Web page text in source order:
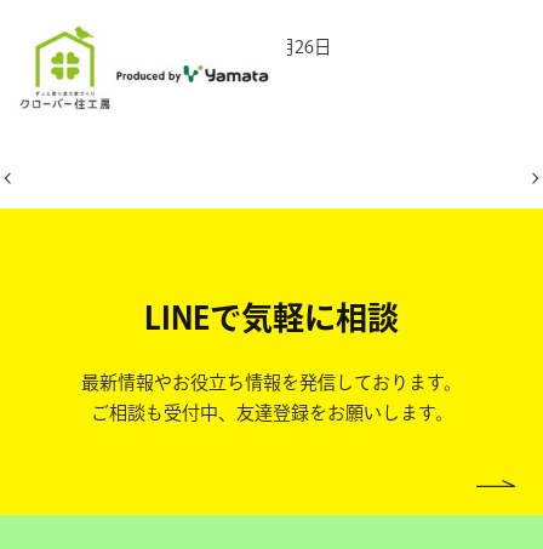
2025年10月26日
LINEで気軽に相談
最新情報やお役立ち情報を発信しております。
ご相談も受付中、友達登録をお願いします。